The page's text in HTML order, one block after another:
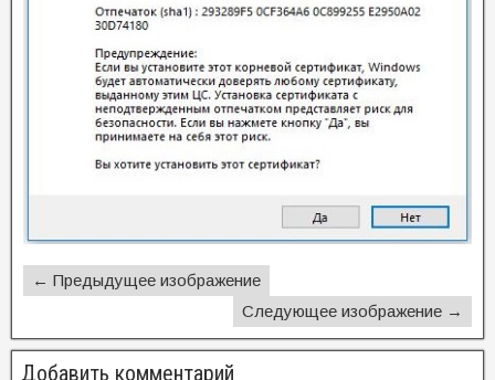
← Предыдущее изображение
Следующее изображение →
Добавить комментарий